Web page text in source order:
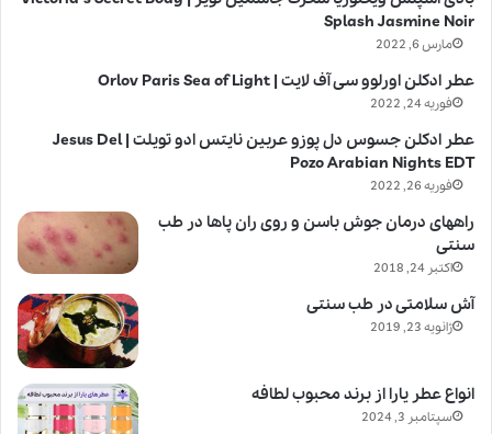
Splash Jasmine Noir
مارس 6, 2022
عطر ادکلن اورلوو سی آف لایت | Orlov Paris Sea of Light
فوریه 24, 2022
عطر ادکلن جسوس دل پوزو عربین نایتس ادو تویلت | Jesus Del
Pozo Arabian Nights EDT
فوریه 26, 2022
راههای درمان جوش باسن و روی ران پاها در طب
سنتی
اکتبر 24, 2018
آش سلامتی در طب سنتی
ژانویه 23, 2019
انواع عطر یارا از برند محبوب لطافه
سپتامبر 3, 2024